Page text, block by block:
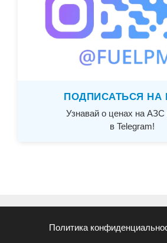
ПОДПИСАТЬСЯ НА
Узнавай о ценах на
в Telegram!
Политика